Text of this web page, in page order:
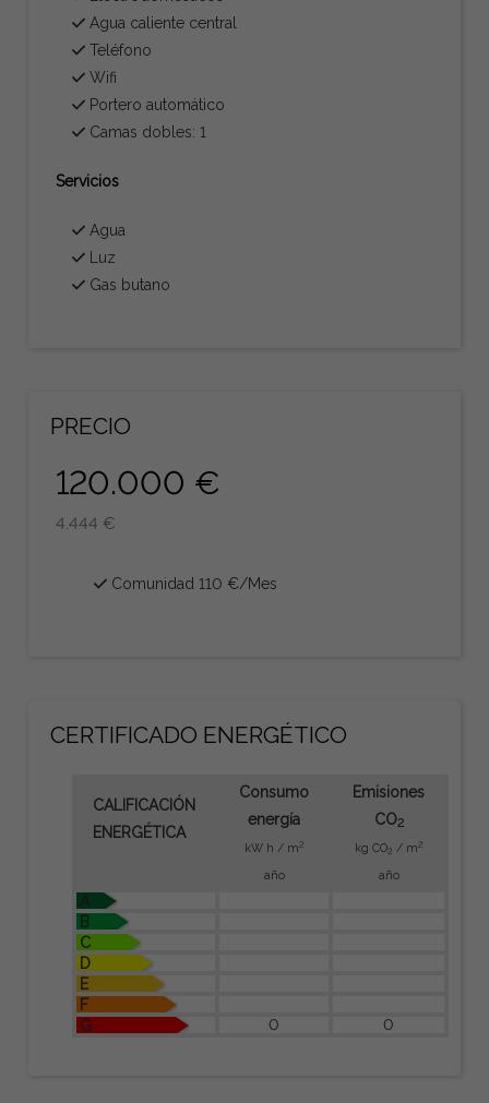
Agua caliente central
Teléfono
Wifi
Portero automático
Camas dobles: 1
Servicios
Agua
Luz
Gas butano
PRECIO
120.000 €
4.444 €
Comunidad 110 €/Mes
CERTIFICADO ENERGÉTICO
CALIFICACIÓN
ENERGÉTICA
Consumo
energía
kW h / m2
año
Emisiones
CO2
kg CO2 / m2
año
A
B
C
D
E
F
G
0 0